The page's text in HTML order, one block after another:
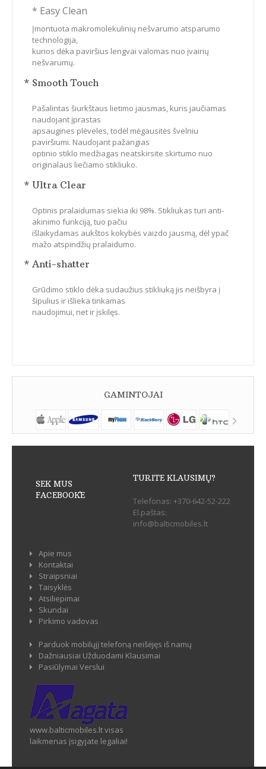
* Easy Clean
Įmontuota makromolekulinių nešvarumo atsparumo
technologija,
kurios dėka paviršius lengvai valomas nuo įvairių
nešvarumų.
* Smooth Touch
Pašalintas šiurkštaus lietimo jausmas, kuris jaučiamas
naudojant įprastas
apsaugines plėveles, todėl mėgausitės švelniu
paviršiumi. Naudojant pažangias
optinio stiklo medžiagas neatskirsite skirtumo nuo
originalaus liečiamo stikliuko.
* Ultra Clear
Optinis pralaidumas siekia iki 98%. Stikliukas turi anti-
akinimo funkciją, tuo pačiu
išlaikydamas aukštos kokybės vaizdo jausmą, dėl ypač
mažo atspindžių pralaidumo.
* Anti-shatter
Grūdimo stiklo dėka sudaužius stikliuką jis neišbyra į
šipulius ir išlieka tinkamas
naudojimui, net ir įskilęs.
GAMINTOJAI
SEK MUS
FACEBOOK`E
TURITE KLAUSIMŲ?
Telefonas: +370-642-52-222
El.paštas:
info@balticmobiles.lt
Apie mus
Kontaktai
Straipsniai
Taisyklės
Atsiliepimai
Skundai
Pirkimo vadovas
Parduok mobilųjį telefoną neišėjęs iš namų
Dažniausiai Užduodami Klausimai
Pasiūlymai Verslui
www.balticmobiles.lt visas
laikmenas įsigyjate legaliai!